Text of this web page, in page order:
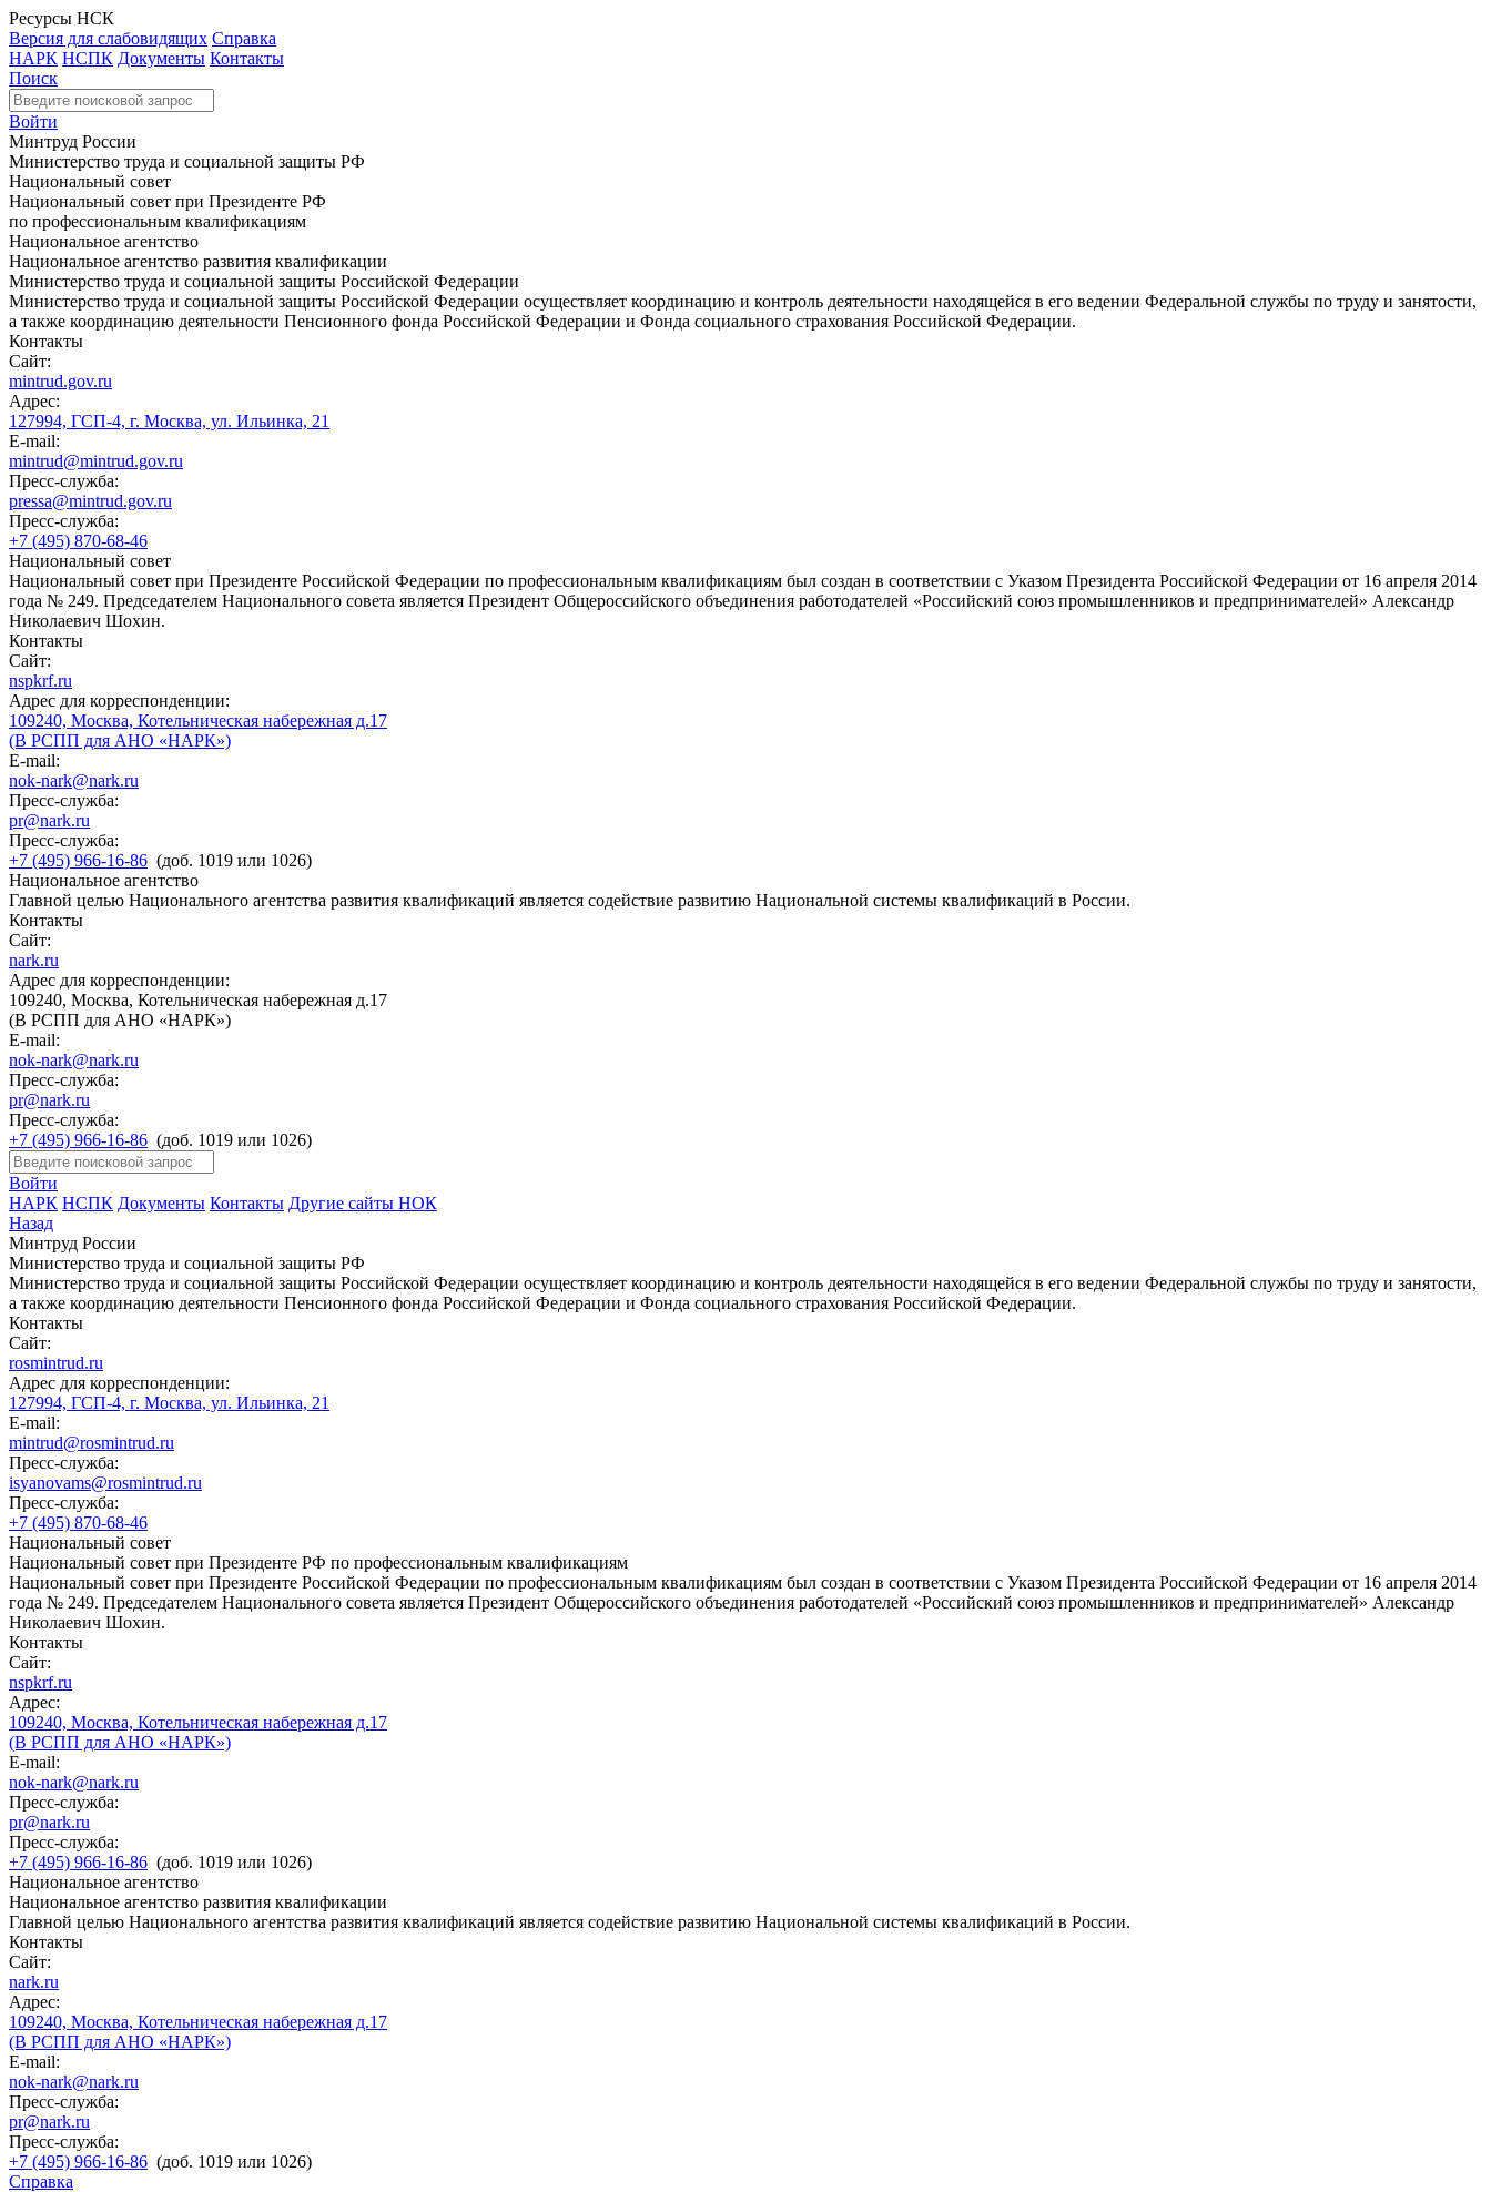
Ресурсы НСК
Версия для слабовидящих Справка
НАРК НСПК Документы Контакты
Поиск
Войти
Минтруд России
Министерство труда и социальной защиты РФ
Национальный совет
Национальный совет при Президенте РФ
по профессиональным квалификациям
Национальное агентство
Национальное агентство развития квалификации
Министерство труда и социальной защиты Российской Федерации
Министерство труда и социальной защиты Российской Федерации осуществляет координацию и контроль деятельности находящейся в его ведении Федеральной службы по труду и занятости,
а также координацию деятельности Пенсионного фонда Российской Федерации и Фонда социального страхования Российской Федерации.
Контакты
Сайт:
mintrud.gov.ru
Адрес:
127994, ГСП-4, г. Москва, ул. Ильинка, 21
E-mail:
mintrud@mintrud.gov.ru
Пресс-служба:
pressa@mintrud.gov.ru
Пресс-служба:
+7 (495) 870-68-46
Национальный совет
Национальный совет при Президенте Российской Федерации по профессиональным квалификациям был создан в соответствии с Указом Президента Российской Федерации от 16 апреля 2014
года № 249. Председателем Национального совета является Президент Общероссийского объединения работодателей «Российский союз промышленников и предпринимателей» Александр
Николаевич Шохин.
Контакты
Сайт:
nspkrf.ru
Адрес для корреспонденции:
109240, Москва, Котельническая набережная д.17
(В РСПП для АНО «НАРК»)
E-mail:
nok-nark@nark.ru
Пресс-служба:
pr@nark.ru
Пресс-служба:
+7 (495) 966-16-86 (доб. 1019 или 1026)
Национальное агентство
Главной целью Национального агентства развития квалификаций является содействие развитию Национальной системы квалификаций в России.
Контакты
Сайт:
nark.ru
Адрес для корреспонденции:
109240, Москва, Котельническая набережная д.17
(В РСПП для АНО «НАРК»)
E-mail:
nok-nark@nark.ru
Пресс-служба:
pr@nark.ru
Пресс-служба:
+7 (495) 966-16-86 (доб. 1019 или 1026)
Войти
НАРК НСПК Документы Контакты Другие сайты НОК
Назад
Минтруд России
Министерство труда и социальной защиты РФ
Министерство труда и социальной защиты Российской Федерации осуществляет координацию и контроль деятельности находящейся в его ведении Федеральной службы по труду и занятости,
а также координацию деятельности Пенсионного фонда Российской Федерации и Фонда социального страхования Российской Федерации.
Контакты
Сайт:
rosmintrud.ru
Адрес для корреспонденции:
127994, ГСП-4, г. Москва, ул. Ильинка, 21
E-mail:
mintrud@rosmintrud.ru
Пресс-служба:
isyanovams@rosmintrud.ru
Пресс-служба:
+7 (495) 870-68-46
Национальный совет
Национальный совет при Президенте РФ по профессиональным квалификациям
Национальный совет при Президенте Российской Федерации по профессиональным квалификациям был создан в соответствии с Указом Президента Российской Федерации от 16 апреля 2014
года № 249. Председателем Национального совета является Президент Общероссийского объединения работодателей «Российский союз промышленников и предпринимателей» Александр
Николаевич Шохин.
Контакты
Сайт:
nspkrf.ru
Адрес:
109240, Москва, Котельническая набережная д.17
(В РСПП для АНО «НАРК»)
E-mail:
nok-nark@nark.ru
Пресс-служба:
pr@nark.ru
Пресс-служба:
+7 (495) 966-16-86 (доб. 1019 или 1026)
Национальное агентство
Национальное агентство развития квалификации
Главной целью Национального агентства развития квалификаций является содействие развитию Национальной системы квалификаций в России.
Контакты
Сайт:
nark.ru
Адрес:
109240, Москва, Котельническая набережная д.17
(В РСПП для АНО «НАРК»)
E-mail:
nok-nark@nark.ru
Пресс-служба:
pr@nark.ru
Пресс-служба:
+7 (495) 966-16-86 (доб. 1019 или 1026)
Справка